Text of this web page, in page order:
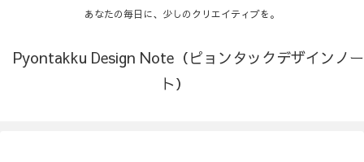
あなたの毎日に、少しのクリエイティブを。
Pyontakku Design Note（ピョンタックデザインノー
ト）